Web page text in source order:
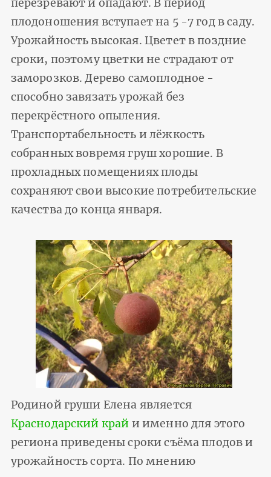
перезревают и опадают. В период
плодоношения вступает на 5 -7 год в саду.
Урожайность высокая. Цветет в поздние
сроки, поэтому цветки не страдают от
заморозков. Дерево самоплодное -
способно завязать урожай без
перекрёстного опыления.
Транспортабельность и лёжкость
собранных вовремя груш хорошие. В
прохладных помещениях плоды
сохраняют свои высокие потребительские
качества до конца января.
Родиной груши Елена является
Краснодарский край и именно для этого
региона приведены сроки съёма плодов и
урожайность сорта. По мнению